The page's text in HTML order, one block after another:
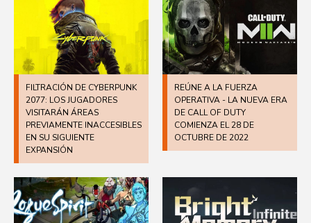
FILTRACIÓN DE CYBERPUNK
2077: LOS JUGADORES
VISITARÁN ÁREAS
PREVIAMENTE INACCESIBLES
EN SU SIGUIENTE
EXPANSIÓN
REÚNE A LA FUERZA
OPERATIVA - LA NUEVA ERA
DE CALL OF DUTY
COMIENZA EL 28 DE
OCTUBRE DE 2022